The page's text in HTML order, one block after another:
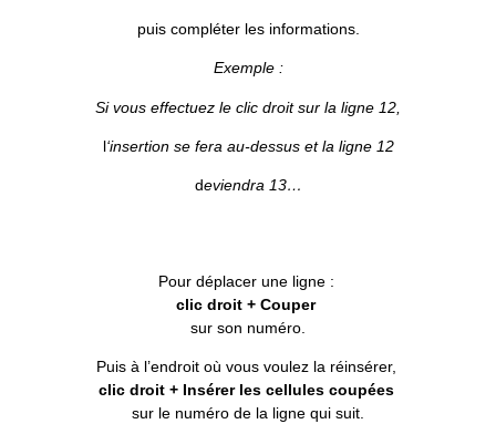
puis compléter les informations.
Exemple :
Si vous effectuez le clic droit sur la ligne 12,
l‘insertion se fera au-dessus et la ligne 12
deviendra 13…
Pour déplacer une ligne :
clic droit + Couper
sur son numéro.
Puis à l’endroit où vous voulez la réinsérer,
clic droit + Insérer les cellules coupées
sur le numéro de la ligne qui suit.